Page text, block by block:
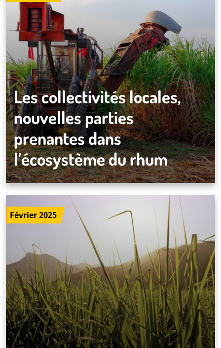
Les collectivités locales,
nouvelles parties
prenantes dans
l’écosystème du rhum
Février 2025